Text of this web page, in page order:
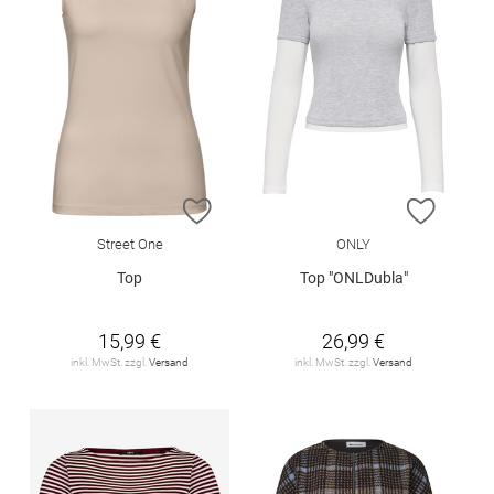
ZUR WUNSCHLISTE HINZUFÜGEN
Street One
Top
15,99 €
inkl. MwSt. zzgl. Versand
ZUR
ONLY
Top "ONLDubla"
26,99 €
inkl. MwSt. zzgl. Versand